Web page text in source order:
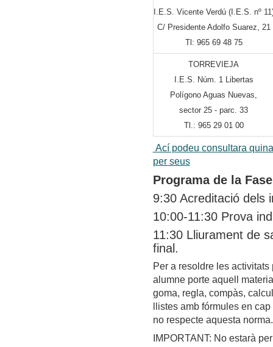
I.E.S. Vicente Verdú (I.E.S. nº
C/ Presidente Adolfo Suarez, 21
Tl: 965 69 48 75
TORREVIEJA
I.E.S. Núm. 1 Libertas
Polígono Aguas Nuevas,
sector 25 - parc. 33
Tl.: 965 29 01 00
Ací podeu consultara
per seus
Programa de la
9:30 Acreditació dels
10:00-11:30 Prova
11:30 Lliurament de
final.
Per a resoldre les
alumne porte aquell
goma, regla, compàs,
llistes amb fórmules en
no respecte aquesta norma.
IMPORTANT: No estarà